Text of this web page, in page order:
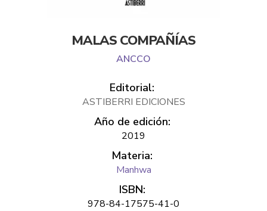
MALAS COMPAÑÍAS
ANCCO
Editorial:
ASTIBERRI EDICIONES
Año de edición:
2019
Materia:
Manhwa
ISBN:
978-84-17575-41-0